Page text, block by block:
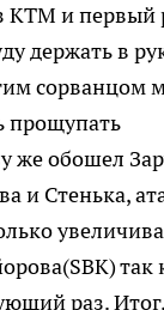
КТМ и первый
держать в
сорванцом
прощупать
же обошел
и Стенька,
так
раз. Итог,